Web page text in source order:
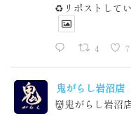
♻️リポストして
4 7
鬼がらし岩沼店
👹鬼がらし岩沼